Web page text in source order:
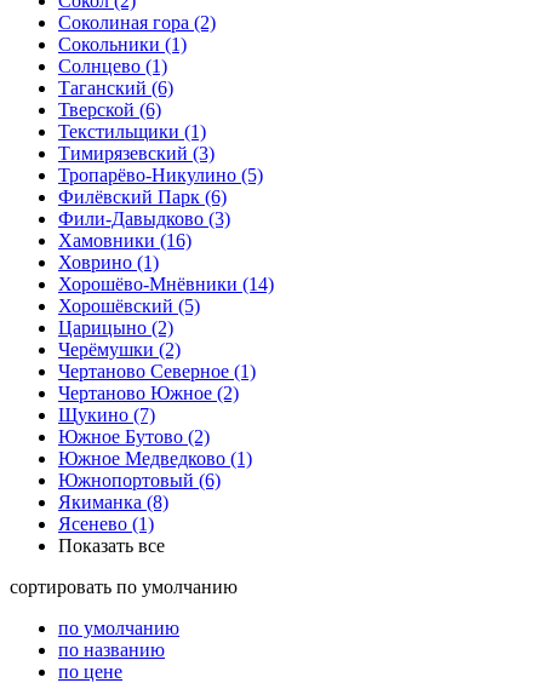
Соколиная гора (2)
Сокольники (1)
Солнцево (1)
Таганский (6)
Тверской (6)
Текстильщики (1)
Тимирязевский (3)
Тропарёво-Никулино (5)
Филёвский Парк (6)
Фили-Давыдково (3)
Хамовники (16)
Ховрино (1)
Хорошёво-Мнёвники (14)
Хорошёвский (5)
Царицыно (2)
Черёмушки (2)
Чертаново Северное (1)
Чертаново Южное (2)
Щукино (7)
Южное Бутово (2)
Южное Медведково (1)
Южнопортовый (6)
Якиманка (8)
Ясенево (1)
Показать все
сортировать по умолчанию
по умолчанию
по названию
по цене